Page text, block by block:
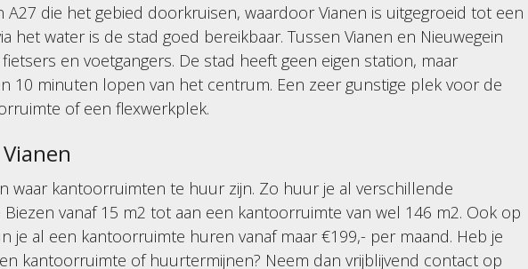
A27 die het gebied doorkruisen, waardoor Vianen is uitgegroeid tot een
het water is de stad goed bereikbaar. Tussen Vianen en Nieuwegein
en voetgangers. De stad heeft geen eigen station, maar
10 minuten lopen van het centrum. Een zeer gunstige plek voor de
of een flexwerkplek.
waar kantoorruimten te huur zijn. Zo huur je al verschillende
vanaf 15 m2 tot aan een kantoorruimte van wel 146 m2. Ook op
je al een kantoorruimte huren vanaf maar €199,- per maand. Heb je
kantoorruimte of huurtermijnen? Neem dan vrijblijvend contact op